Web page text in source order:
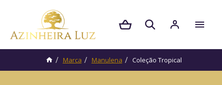
Marca Manulena Coleção Tropical